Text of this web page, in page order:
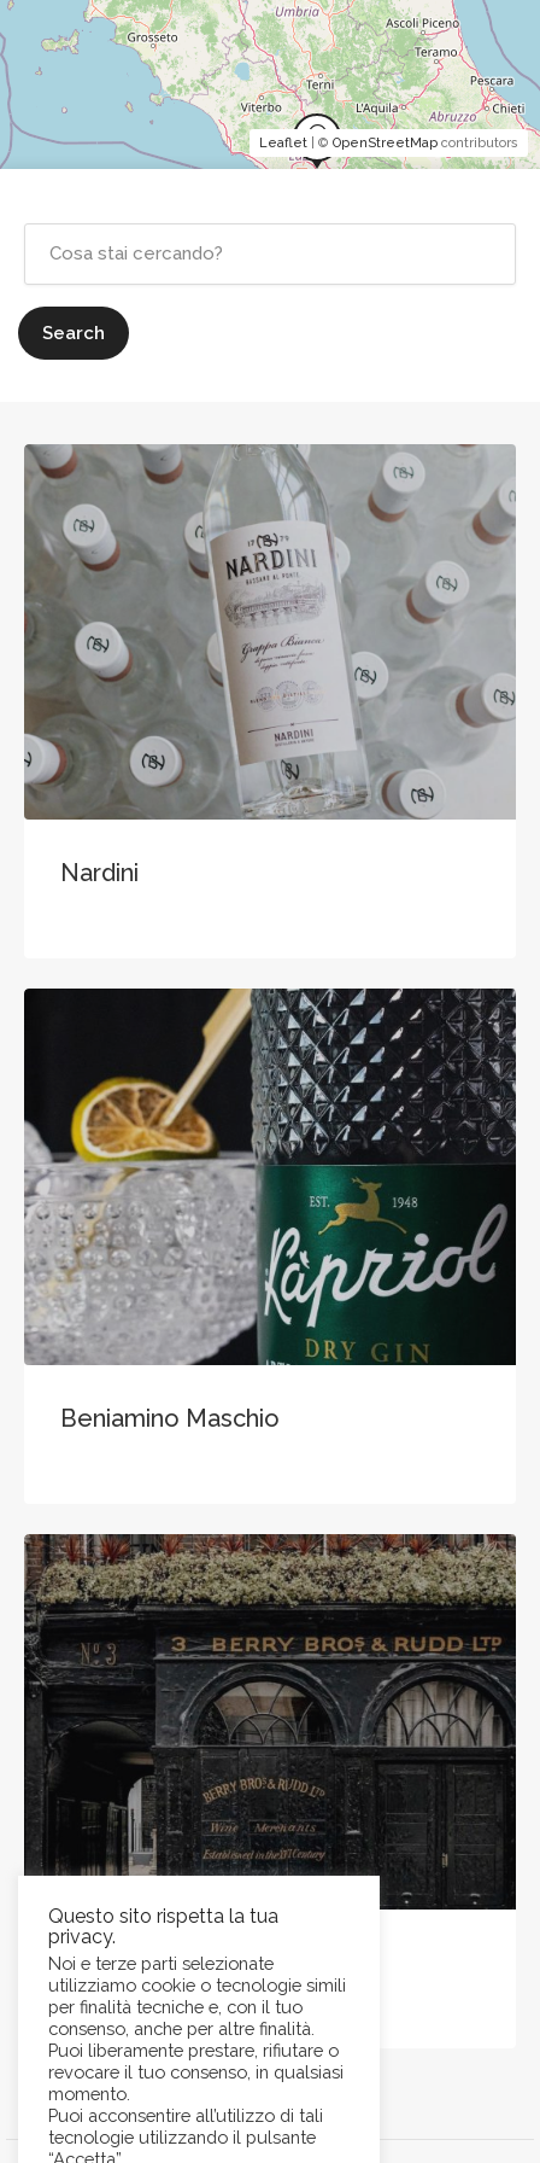
Leaflet | © OpenStreetMap contributors
Search
Nardini
Beniamino Maschio
Pallini
Questo sito rispetta la tua
privacy.
Noi e terze parti selezionate
utilizziamo cookie o tecnologie simili
per finalità tecniche e, con il tuo
consenso, anche per altre finalità.
Puoi liberamente prestare, rifiutare o
revocare il tuo consenso, in qualsiasi
momento.
Puoi acconsentire all’utilizzo di tali
tecnologie utilizzando il pulsante
“Accetta”.